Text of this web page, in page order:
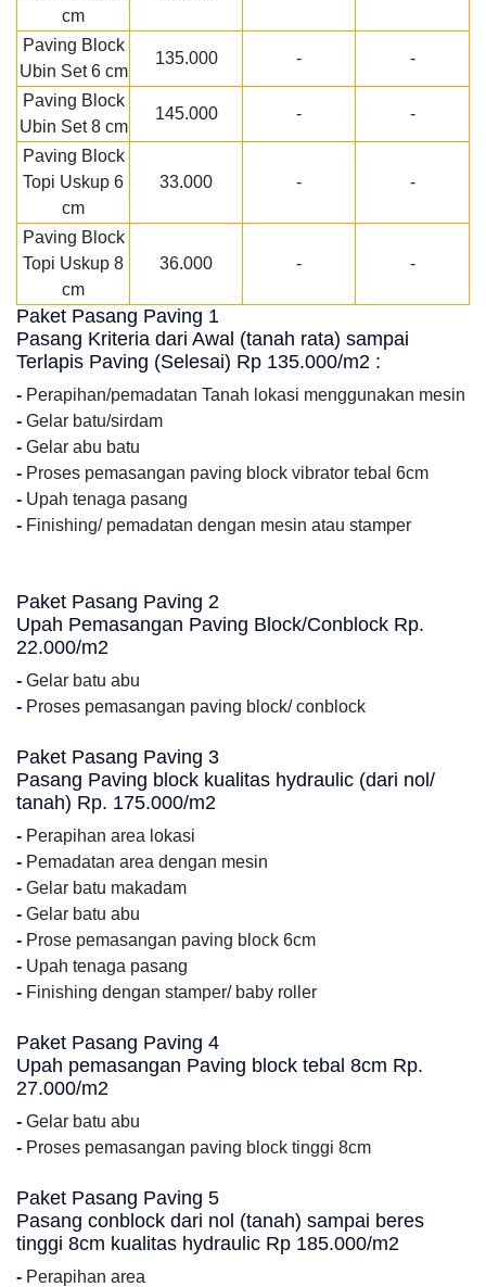
cm
Paving Block
Ubin Set 6 cm
135.000 - -
Paving Block
Ubin Set 8 cm
145.000 - -
Paving Block
Topi Uskup 6
cm
33.000 - -
Paving Block
Topi Uskup 8
cm
36.000 - -
Paket Pasang Paving 1
Pasang Kriteria dari Awal (tanah rata) sampai
Terlapis Paving (Selesai) Rp 135.000/m2 :
- Perapihan/pemadatan Tanah lokasi menggunakan mesin
- Gelar batu/sirdam
- Gelar abu batu
- Proses pemasangan paving block vibrator tebal 6cm
- Upah tenaga pasang
- Finishing/ pemadatan dengan mesin atau stamper
Paket Pasang Paving 2
Upah Pemasangan Paving Block/Conblock Rp.
22.000/m2
- Gelar batu abu
- Proses pemasangan paving block/ conblock
Paket Pasang Paving 3
Pasang Paving block kualitas hydraulic (dari nol/
tanah) Rp. 175.000/m2
- Perapihan area lokasi
- Pemadatan area dengan mesin
- Gelar batu makadam
- Gelar batu abu
- Prose pemasangan paving block 6cm
- Upah tenaga pasang
- Finishing dengan stamper/ baby roller
Paket Pasang Paving 4
Upah pemasangan Paving block tebal 8cm Rp.
27.000/m2
- Gelar batu abu
- Proses pemasangan paving block tinggi 8cm
Paket Pasang Paving 5
Pasang conblock dari nol (tanah) sampai beres
tinggi 8cm kualitas hydraulic Rp 185.000/m2
- Perapihan area